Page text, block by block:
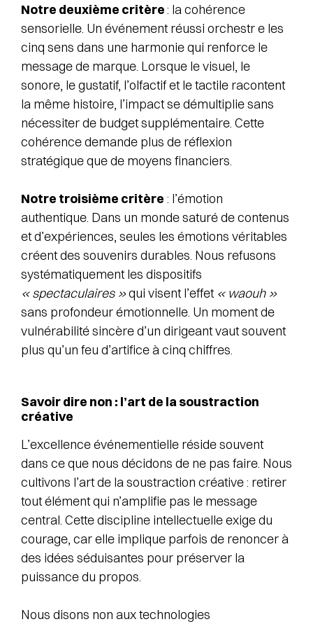
Notre deuxième critère: la cohérence
sensorielle. Un événement réussi orchestr e les
cinq sens dans une harmonie qui renforce le
message de marque. Lorsque le visuel, le
sonore, le gustatif, l’olfactif et le tactile racontent
la même histoire, l’impact se démultiplie sans
nécessiter de budget supplémentaire. Cette
cohérence demande plus de réflexion
stratégique que de moyens financiers.
Notre troisième critère : l’émotion
authentique. Dans un monde saturé de contenus
et d’expériences, seules les émotions véritables
créent des souvenirs durables. Nous refusons
systématiquement les dispositifs
« spectaculaires »qui visent l’effet « waouh »
sans profondeur émotionnelle. Un moment de
vulnérabilité sincère d’un dirigeant vaut souvent
plus qu’un feu d’artifice à cinq chiffres.
Savoir dire non : l’art de la soustraction
créative
L’excellence événementielle réside souvent
dans ce que nous décidons de ne pas faire. Nous
cultivons l’art de la soustraction créative : retirer
tout élément qui n’amplifie pas le message
central. Cette discipline intellectuelle exige du
courage, car elle implique parfois de renoncer à
des idées séduisantes pour préserver la
puissance du propos.
Nous disons non aux technologies